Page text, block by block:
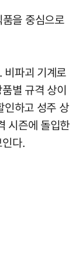
을 중심으로
비파괴 기계로
별 규격 상이
하고 성주 상
시즌에 돌입한
다.